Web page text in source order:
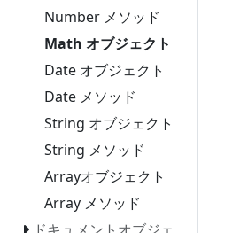
Number メソッド
Math オブジェクト
Date オブジェクト
Date メソッド
String オブジェクト
String メソッド
Arrayオブジェクト
Array メソッド